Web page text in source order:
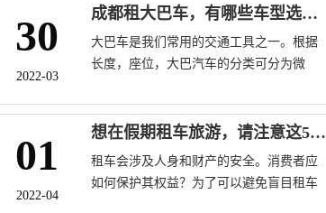
为大家来推荐选择什么车适合去自驾川藏
30
2022-03
成都租大巴车，有哪些车型选择？
大巴车是我们常用的交通工具之一。根据
长度，座位，大巴汽车的分类可分为微
型小于9座10~19座位，大型超过20个座
位。大巴车通常用于公共交通和团体运
01
2022-04
想在假期租车旅游，请注意这5点注意事项
租车会涉及人身和财产的安全。消费者应
如何保护其权益？为了可以避免盲目租车